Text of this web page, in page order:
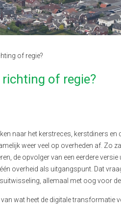
of regie?
of regie?
naar het kerstreces, kerstdiners
weer veel op overheden af. Zo
de opvolger van een eerdere
overheid als uitgangspunt. Dat
allemaal met oog voor
wat heet de digitale transformatie